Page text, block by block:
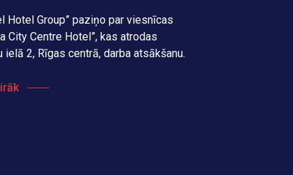
Hotel Group” paziņo par viesnīcas
City Centre Hotel”, kas atrodas
ielā 2, Rīgas centrā, darba atsākšanu.